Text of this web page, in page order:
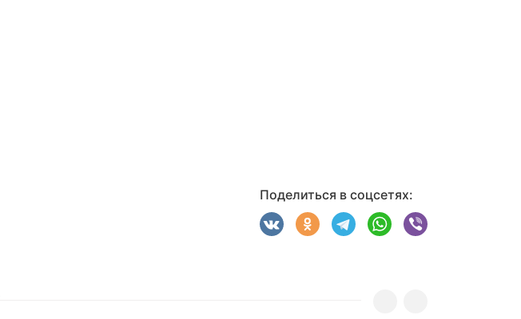
Поделиться в соцсетях: